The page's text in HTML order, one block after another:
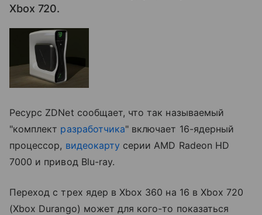
Xbox 720.
Ресурс ZDNet сообщает, что так называемый
"комплект разработчика" включает 16-ядерный
процессор, видеокарту серии AMD Radeon HD
7000 и привод Blu-ray.
Переход с трех ядер в Xbox 360 на 16 в Xbox 720
(Xbox Durango) может для кого-то показаться